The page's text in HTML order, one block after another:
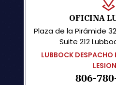
OFICINA
Plaza de la Pirámide
Suite 212
LUBBOCK
806-